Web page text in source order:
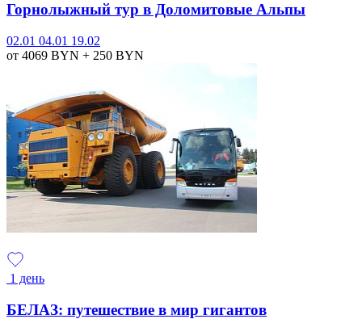
Горнолыжный тур в Доломитовые Альпы
02.01 04.01 19.02
от 4069 BYN + 250 BYN
1 день
БЕЛАЗ: путешествие в мир гигантов